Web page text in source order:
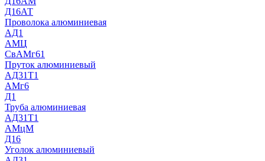
Д16АТ
Проволока алюминиевая
АД1
АМЦ
СвАМг61
Пруток алюминиевый
АД31Т1
АМг6
Д1
Труба алюминиевая
АД31Т1
АМцМ
Д16
Уголок алюминиевый